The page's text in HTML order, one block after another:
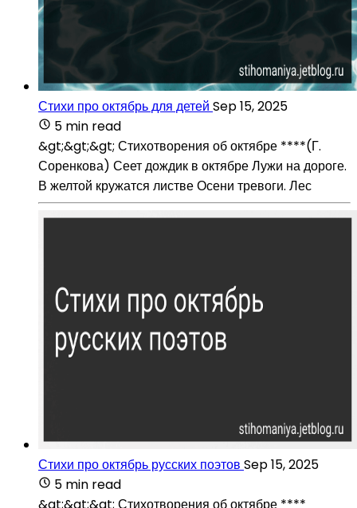
Стихи про октябрь для детей Sep 15, 2025
5 min read
&gt;&gt;&gt; Стихотворения об октябре ****(Г.
Соренкова) Сеет дождик в октябре Лужи на дороге.
В желтой кружатся листве Осени тревоги. Лес
Стихи про октябрь русских поэтов Sep 15, 2025
5 min read
&gt;&gt;&gt; Стихотворения об октябре ****